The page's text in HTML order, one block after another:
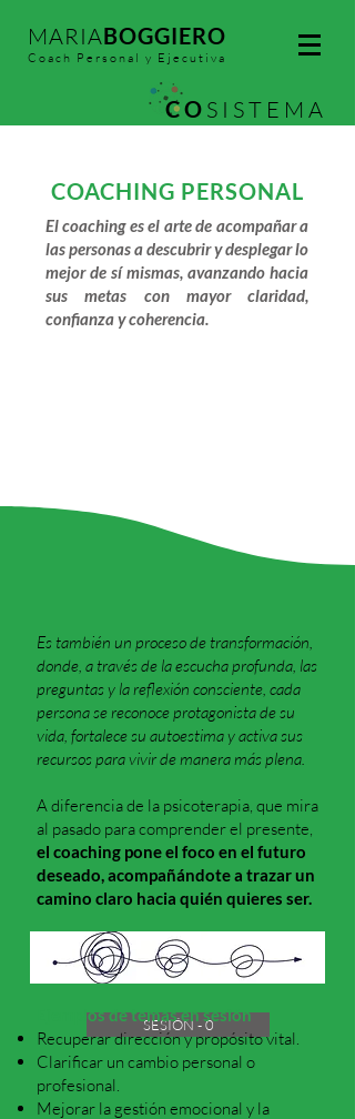
MARIABOGGIERO
Coach Personal y Ejecutiva
CO SISTEMA
COACHING PERSONAL
SESIÓN - 0
El coaching es el arte de acompañar a
las personas a descubrir y desplegar lo
mejorde sí mismas, avanzando hacia
sus metas con mayor claridad,
confianza y coherencia.
Es también un proceso de transformación,
donde, a través de la escucha profunda, las
preguntas y la reflexión consciente, cada
persona se reconoce protagonista de su
vida, fortalece su autoestima y activa sus
recursos para vivir de manera más plena.
A diferencia de la psicoterapia, que mira
al pasado para comprender el presente,
el coaching pone el foco en el futuro
deseado, acompañándote a trazar un
camino claro hacia quién quieres ser.
Ejemplos de temas en sesión
Recuperar dirección y propósito vital.
Clarificar un cambio personal o
profesional.
Mejorar la gestión emocional y la